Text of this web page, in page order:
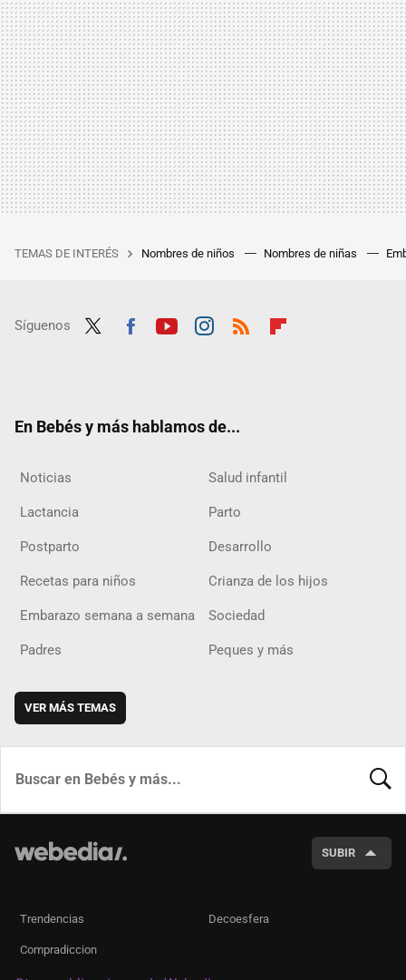
TEMAS DE INTERÉS Nombres de niños Nombres de niñas
Síguenos
En Bebés y más hablamos de...
Noticias Salud infantil
Lactancia Parto
Postparto Desarrollo
Recetas para niños Crianza de los hijos
Embarazo semana a semana Sociedad
Padres Peques y más
VER MÁS TEMAS
SUBIR
Trendencias Decoesfera
Compradiccion